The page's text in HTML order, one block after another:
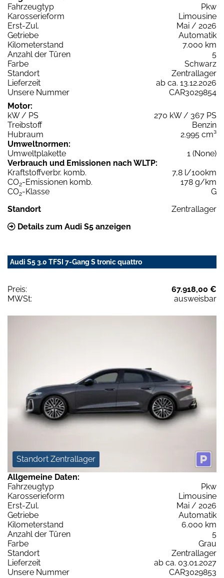
Fahrzeugtyp
Pkw
Karosserieform
Limousine
Erst-Zul.
Mai / 2026
Getriebe
Automatik
Kilometerstand
7.000 km
Anzahl der Türen
5
Farbe
Schwarz
Standort
Zentrallager
Lieferzeit
ab ca. 13.12.2026
Unsere Nummer
CAR3029854
Motor:
kW / PS
270 kW / 367 PS
Treibstoff
Benzin
Hubraum
2.995 cm³
Umweltnormen:
Umweltplakette
1 (None)
Verbrauch und Emissionen nach WLTP:
Kraftstoffverbr. komb.
7,8 l/100km
CO2-Emissionen komb.
178 g/km
CO2-Klasse
G
Standort
Zentrallager
Details zum Audi S5 anzeigen
Audi S5 3.0 TFSI 7-Gang S tronic quattro
Preis:
67.918,00 €
MWSt:
ausweisbar
Standort Zentrallager
Allgemeine Daten:
Fahrzeugtyp
Pkw
Karosserieform
Limousine
Erst-Zul.
Mai / 2026
Getriebe
Automatik
Kilometerstand
6.000 km
Anzahl der Türen
5
Farbe
Grau
Standort
Zentrallager
Lieferzeit
ab ca. 03.01.2027
Unsere Nummer
CAR3029853